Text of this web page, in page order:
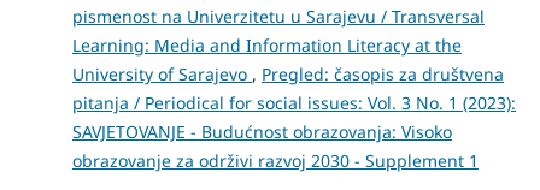
pismenost na Univerzitetu u Sarajevu / Transversal
Learning: Media and Information Literacy at the
University of Sarajevo , Pregled: časopis za društvena
pitanja / Periodical for social issues: Vol. 3 No. 1 (2023):
SAVJETOVANJE - Budućnost obrazovanja: Visoko
obrazovanje za održivi razvoj 2030 - Supplement 1